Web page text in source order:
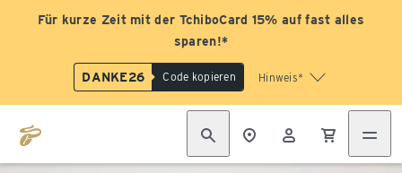
Für kurze Zeit mit der TchiboCard 15% auf fast alles
sparen!*
DANKE26 Code kopieren Hinweis*